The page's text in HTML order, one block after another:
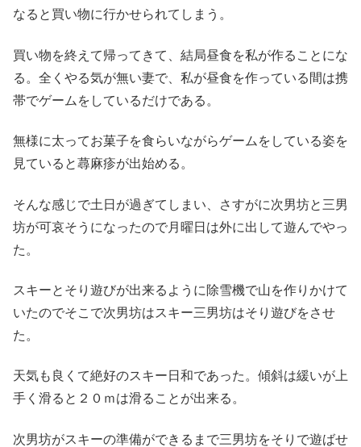
なると買い物に行かせられてしまう。
買い物を終えて帰ってきて、結局昼食を私が作ることにな
る。全くやる気が無い妻で、私が昼食を作っている間は携
帯でゲームをしているだけである。
無様に太ってお菓子を食らいながらゲームをしている姿を
見ていると蕁麻疹が出始める。
そんな感じで土日が過ぎてしまい、さすがに次男坊と三男
坊が可哀そうになったので月曜日は外に出して遊んでやっ
た。
スキーとそり遊びが出来るように除雪機で山を作りかけて
いたのでそこで次男坊はスキー三男坊はそり遊びをさせ
た。
天気も良くて絶好のスキー日和であった。傾斜は緩いが上
手く滑ると２０ｍは滑ることが出来る。
次男坊がスキーの準備ができるまで三男坊をそりで遊ばせ